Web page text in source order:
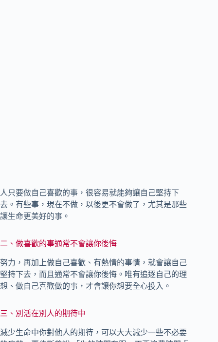
人只要做自己喜歡的事，很容易就能夠讓自己堅持下
去。有些事，現在不做，以後更不會做了，尤其是那些
讓生命更美好的事。
二、做喜歡的事通常不會讓你後悔
努力，再加上做自己喜歡、有熱情的事情，就會讓自己
堅持下去，而且通常不會讓你後悔。唯有追逐自己的理
想、做自己喜歡做的事，才會讓你想要全心投入。
三、別活在別人的期待中
減少生命中你對他人的期待，可以大大減少一些不必要